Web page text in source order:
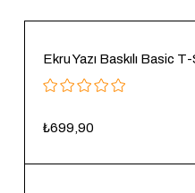
Ekru Yazı Baskılı Basic
₺699,90